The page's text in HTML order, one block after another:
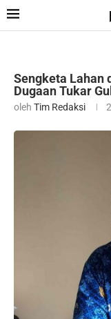
Sengketa Lahan
Dugaan Tukar
oleh Tim Redaksi